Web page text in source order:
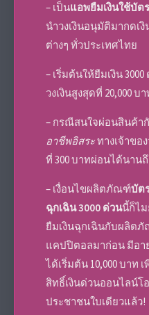
– เป็นแอพยืมเงินใช้บัต
นำวงเงินอนุมัติมากดเ
ต่างๆ ทั่วประเทศไทย
– เริ่มต้นให้ยืมเงิน
วงเงินสูงสุดที่ 20,000 บ
– กรณีสนใจผ่อนสินค้า
อาชีพอิสระทางเจ้าขอ
ที่ 300 บาทผ่อนได้นานถึ
– เงื่อนไขผลิตภัณฑ์บัต
ฉุกเฉิน 3000 ด่วนนี้ก็ไม
ยืมเงินฉุกเฉินกับผลิต
แคปปิตอลมาก่อน มีอา
ได้เริ่มต้น 10,000 บาท
สิทธิ์เงินด่วนออนไลน์
ประชาชนใบเดียวแล้ว!